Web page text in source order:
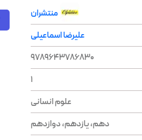
منتشران
علیرضا اسماعیلی
9789643786830
1
علوم انسانی
دهم، یازدهم، دوازدهم